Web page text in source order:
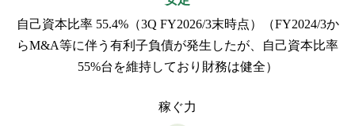
自己資本比率 55.4%（3Q FY2026/3末時点）（FY2024/3か
らM&A等に伴う有利子負債が発生したが、自己資本比率
55%台を維持しており財務は健全）
稼ぐ力